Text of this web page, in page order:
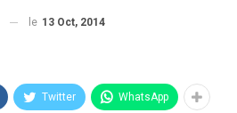
le 13 Oct, 2014
Twitter WhatsApp